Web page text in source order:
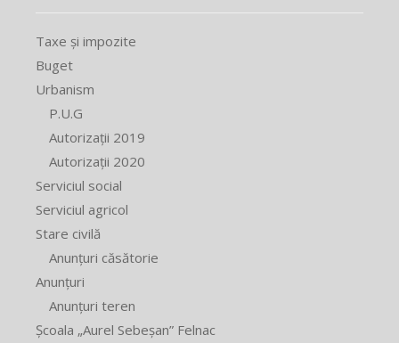
Taxe și impozite
Buget
Urbanism
P.U.G
Autorizații 2019
Autorizații 2020
Serviciul social
Serviciul agricol
Stare civilă
Anunțuri căsătorie
Anunțuri
Anunțuri teren
Școala „Aurel Sebeșan” Felnac